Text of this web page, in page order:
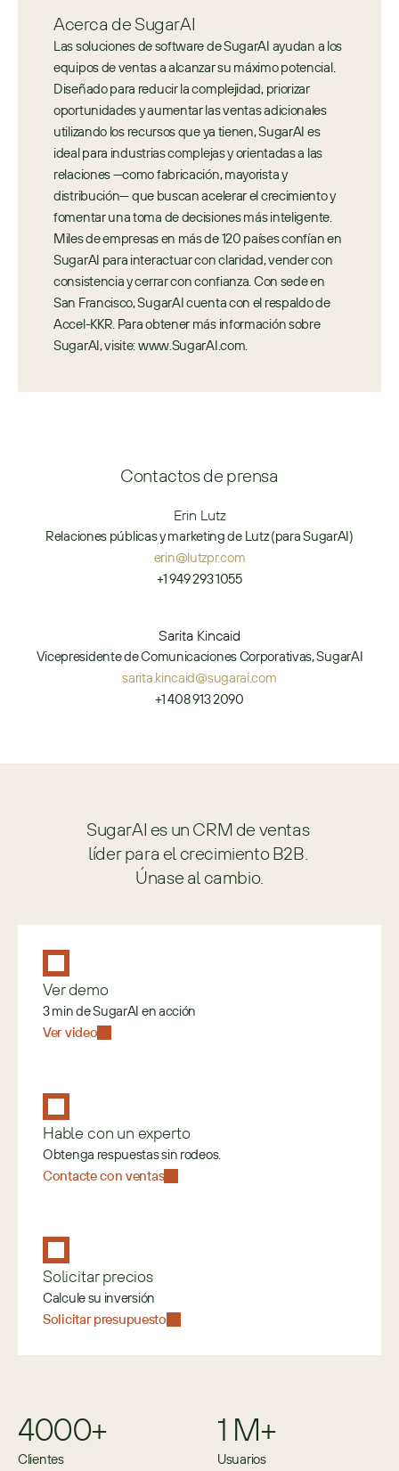
Acerca de SugarAI
Las soluciones de software de SugarAI ayudan a los
equipos de ventas a alcanzar su máximo potencial.
Diseñado para reducir la complejidad, priorizar
oportunidades y aumentar las ventas adicionales
utilizando los recursos que ya tienen, SugarAI es
ideal para industrias complejas y orientadas a las
relaciones —como fabricación, mayorista y
distribución— que buscan acelerar el crecimiento y
fomentar una toma de decisiones más inteligente.
Miles de empresas en más de 120 países confían en
SugarAI para interactuar con claridad, vender con
consistencia y cerrar con confianza. Con sede en
San Francisco, SugarAI cuenta con el respaldo de
Accel-KKR. Para obtener más información sobre
SugarAI, visite: www.SugarAI.com.
Contactos de prensa
Erin Lutz
Relaciones públicas y marketing de Lutz (para SugarAI)
erin@lutzpr.com
+1 949 293 1055
Sarita Kincaid
Vicepresidente de Comunicaciones Corporativas, SugarAI
sarita.kincaid@sugarai.com
+1 408 913 2090
SugarAI es un CRM de ventas
líder para el crecimiento B2B.
Únase al cambio.
Ver demo
3 min de SugarAI en acción
Ver video
Hable con un experto
Obtenga respuestas sin rodeos.
Contacte con ventas
Solicitar precios
Calcule su inversión
Solicitar presupuesto
4000+
Clientes
1 M+
Usuarios